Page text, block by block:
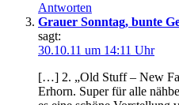
Antworten
Grauer Sonntag, bunte
sagt:
30.10.11 um 14:11 Uhr
[…] 2. „Old Stuff – New
Erhorn. Super für alle